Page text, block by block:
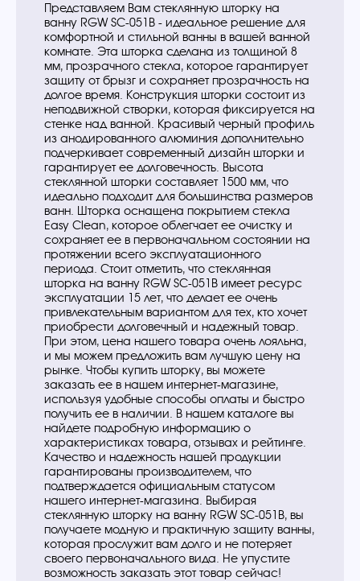
Представляем Вам стеклянную шторку на
ванну RGW SC-051B - идеальное решение для
комфортной и стильной ванны в вашей ванной
комнате. Эта шторка сделана из толщиной 8
мм, прозрачного стекла, которое гарантирует
защиту от брызг и сохраняет прозрачность на
долгое время. Конструкция шторки состоит из
неподвижной створки, которая фиксируется на
стенке над ванной. Красивый черный профиль
из анодированного алюминия дополнительно
подчеркивает современный дизайн шторки и
гарантирует ее долговечность. Высота
стеклянной шторки составляет 1500 мм, что
идеально подходит для большинства размеров
ванн. Шторка оснащена покрытием стекла
Easy Clean, которое облегчает ее очистку и
сохраняет ее в первоначальном состоянии на
протяжении всего эксплуатационного
периода. Стоит отметить, что стеклянная
шторка на ванну RGW SC-051B имеет ресурс
эксплуатации 15 лет, что делает ее очень
привлекательным вариантом для тех, кто хочет
приобрести долговечный и надежный товар.
При этом, цена нашего товара очень лояльна,
и мы можем предложить вам лучшую цену на
рынке. Чтобы купить шторку, вы можете
заказать ее в нашем интернет-магазине,
используя удобные способы оплаты и быстро
получить ее в наличии. В нашем каталоге вы
найдете подробную информацию о
характеристиках товара, отзывах и рейтинге.
Качество и надежность нашей продукции
гарантированы производителем, что
подтверждается официальным статусом
нашего интернет-магазина. Выбирая
стеклянную шторку на ванну RGW SC-051B, вы
получаете модную и практичную защиту ванны,
которая прослужит вам долго и не потеряет
своего первоначального вида. Не упустите
возможность заказать этот товар сейчас!